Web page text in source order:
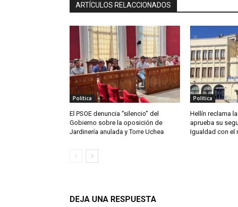
ARTÍCULOS RELACCIONADOS
Política
El PSOE denuncia “silencio” del
Gobierno sobre la oposición de
Jardinería anulada y Torre Uchea
Política
Hellín reclama
aprueba su
Igualdad con el
DEJA UNA RESPUESTA